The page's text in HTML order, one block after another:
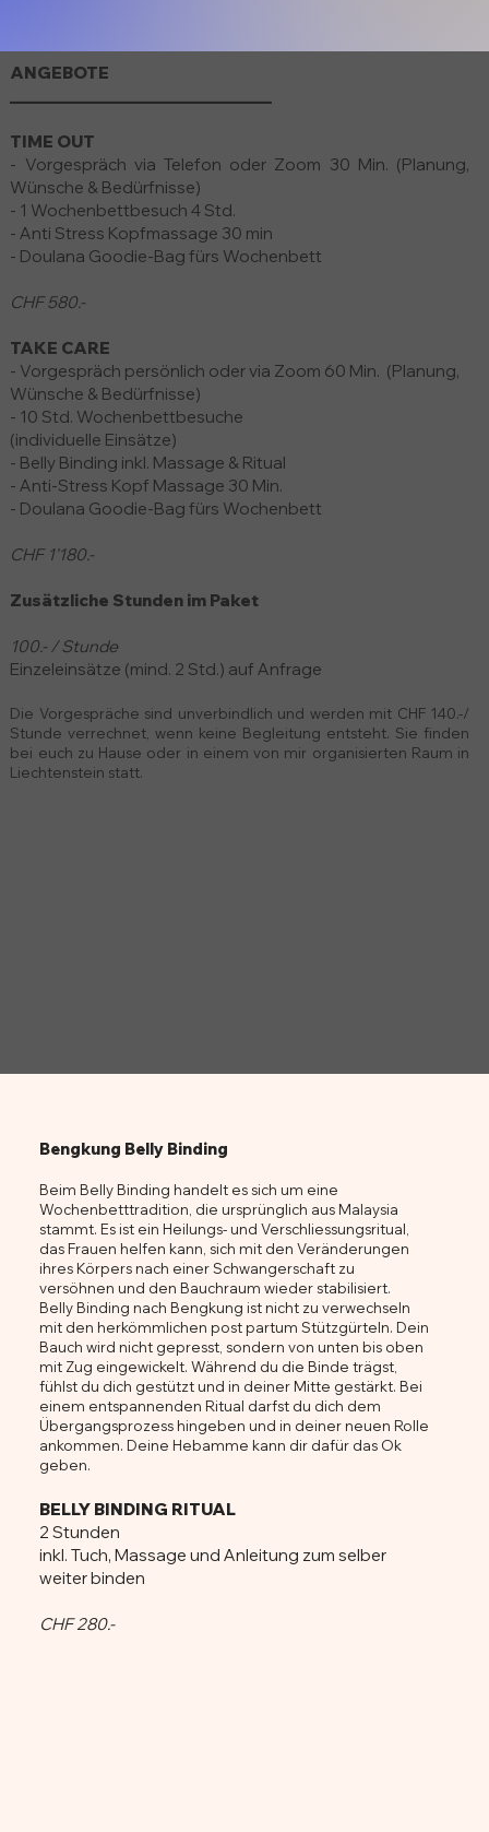
ANGEBOTE
TIME OUT
- Vorgespräch via Telefon oder Zoom 30 Min. (Planung,
Wünsche & Bedürfnisse)
- 1 Wochenbettbesuch 4 Std.
- Anti Stress Kopfmassage 30 min
- Doulana Goodie-Bag fürs Wochenbett
CHF 580.-
TAKE CARE
- Vorgespräch persönlich oder via Zoom 60 Min. (Planung,
Wünsche & Bedürfnisse)
- 10 Std. Wochenbettbesuche
(individuelle Einsätze)
- Belly Binding inkl. Massage & Ritual
- Anti-Stress Kopf Massage 30 Min.
- Doulana Goodie-Bag fürs Wochenbett
CHF 1'180.-
Zusätzliche Stunden im Paket
100.- / Stunde
Einzeleinsätze (mind. 2 Std.) auf Anfrage
Die Vorgespräche sind unverbindlich und werden mit CHF 140.-/
Stunde verrechnet, wenn keine Begleitung entsteht. Sie finden
bei euch zu Hause oder in einem von mir organisierten Raum in
Liechtenstein statt.
Bengkung Belly Binding
Beim Belly Binding handelt es sich um eine
Wochenbetttradition, die ursprünglich aus Malaysia
stammt. Es ist ein Heilungs- und Verschliessungsritual,
das Frauen helfen kann, sich mit den Veränderungen
ihres Körpers nach einer Schwangerschaft zu
versöhnen und den Bauchraum wieder stabilisiert.
Belly Binding nach Bengkung ist nicht zu verwechseln
mit den herkömmlichen post partum Stützgürteln. Dein
Bauch wird nicht gepresst, sondern von unten bis oben
mit Zug eingewickelt. Während du die Binde trägst,
fühlst du dich gestützt und in deiner Mitte gestärkt. Bei
einem entspannenden Ritual darfst du dich dem
Übergangsprozess hingeben und in deiner neuen Rolle
ankommen. Deine Hebamme kann dir dafür das Ok
geben.
BELLY BINDING RITUAL
2 Stunden
inkl. Tuch, Massage und Anleitung zum selber
weiter binden
CHF 280.-